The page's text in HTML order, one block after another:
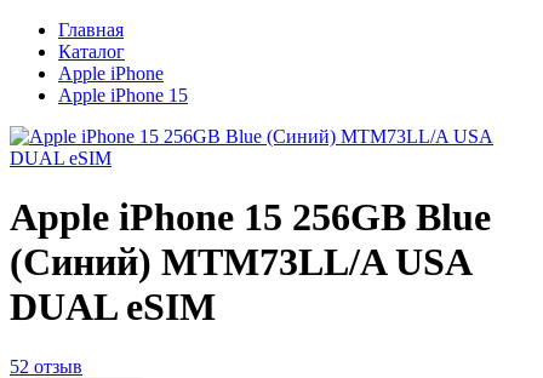
Главная
Каталог
Apple iPhone
Apple iPhone 15
Apple iPhone 15 256GB Blue
(Синий) MTM73LL/A USA
DUAL eSIM
52 отзыв